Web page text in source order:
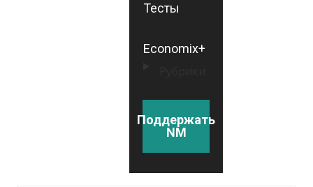
Тесты
Economix+
Поддержать
NM